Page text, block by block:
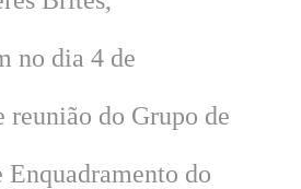
no dia 4 de
reunião do Grupo de
Enquadramento do